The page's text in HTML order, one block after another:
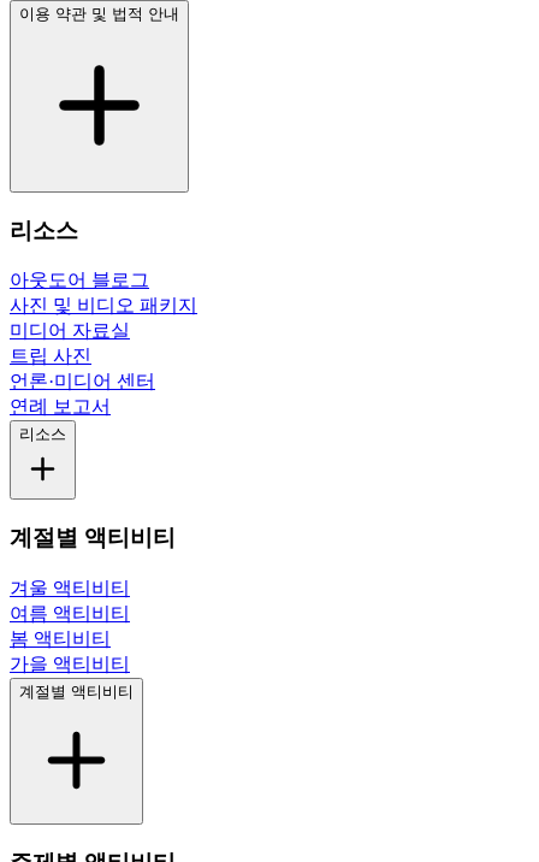
이용 약관 및 법적 안내
리소스
아웃도어 블로그
사진 및 비디오 패키지
미디어 자료실
트립 사진
언론·미디어 센터
연례 보고서
리소스
계절별 액티비티
겨울 액티비티
여름 액티비티
봄 액티비티
가을 액티비티
계절별 액티비티